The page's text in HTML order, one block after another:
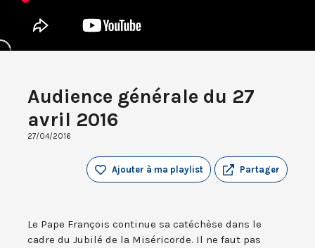
Audience générale du 27
avril 2016
27/04/2016
Partager
Ajouter à ma playlist
Le Pape François continue sa catéchèse dans le
cadre du Jubilé de la Miséricorde. Il ne faut pas